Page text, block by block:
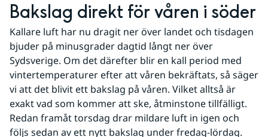
Bakslag direkt för våren i söder
Kallare luft har nu dragit ner över landet och tisdagen
bjuder på minusgrader dagtid långt ner över
Sydsverige. Om det därefter blir en kall period med
vintertemperaturer efter att våren bekräftats, så säger
vi att det blivit ett bakslag på våren. Vilket alltså är
exakt vad som kommer att ske, åtminstone tillfälligt.
Redan framåt torsdag drar mildare luft in igen och
följs sedan av ett nytt bakslag under fredag-lördag.